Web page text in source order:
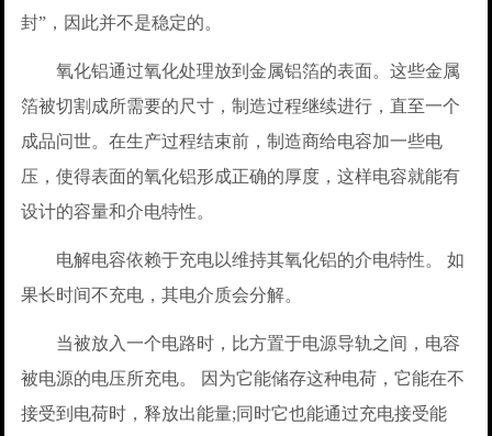
封”，因此并不是稳定的。
氧化铝通过氧化处理放到金属铝箔的表面。这些金属
箔被切割成所需要的尺寸，制造过程继续进行，直至一个
成品问世。在生产过程结束前，制造商给电容加一些电
压，使得表面的氧化铝形成正确的厚度，这样电容就能有
设计的容量和介电特性。
电解电容依赖于充电以维持其氧化铝的介电特性。 如
果长时间不充电，其电介质会分解。
当被放入一个电路时，比方置于电源导轨之间，电容
被电源的电压所充电。 因为它能储存这种电荷，它能在不
接受到电荷时，释放出能量;同时它也能通过充电接受能